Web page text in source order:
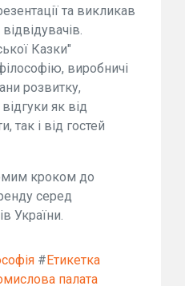
та викликав
Казки"
виробничі
розвитку,
як від
так і від гостей
кроком до
серед
України.
#Етикетка
палата